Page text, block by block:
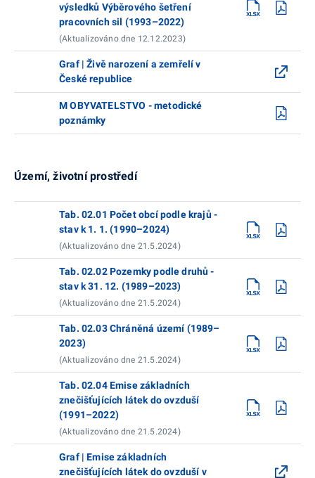
výsledků Výběrového šetření
pracovních sil (1993–2022)
(Aktualizováno dne 12.12.2023)
Graf | Živě narození a zemřelí v
České republice
M OBYVATELSTVO - metodické
poznámky
Území, životní prostředí
Tab. 02.01 Počet obcí podle krajů -
stav k 1. 1. (1990–2024)
(Aktualizováno dne 21.5.2024)
Tab. 02.02 Pozemky podle druhů -
stav k 31. 12. (1989–2023)
(Aktualizováno dne 21.5.2024)
Tab. 02.03 Chráněná území (1989–
2023)
(Aktualizováno dne 21.5.2024)
Tab. 02.04 Emise základních
znečišťujících látek do ovzduší
(1991–2022)
(Aktualizováno dne 21.5.2024)
Graf | Emise základních
znečišťujících látek do ovzduší v